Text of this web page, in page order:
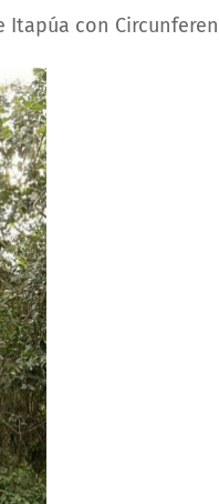
Itapúa con